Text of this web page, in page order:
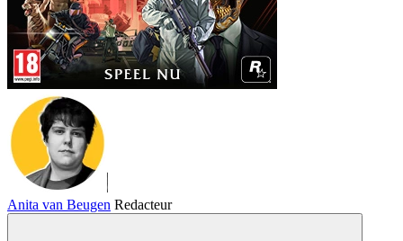
Anita van Beugen Redacteur